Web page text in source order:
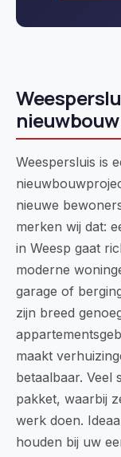
nieuwbouw
Weespersluis is
nieuwe
merken wij dat:
in Weesp gaat
moderne
garage of
zijn breed
maakt
betaalbaar. Veel
pakket, waarbij
werk doen.
houden bij uw